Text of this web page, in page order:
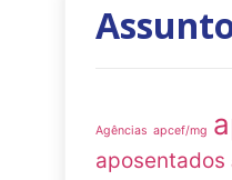
Agências apcef/mg
aposentados